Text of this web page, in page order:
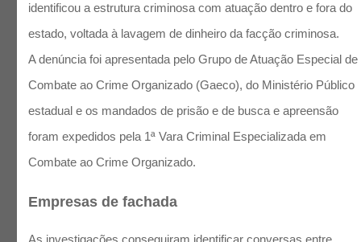
identificou a estrutura criminosa com atuação dentro e fora do
estado, voltada à lavagem de dinheiro da facção criminosa.
A denúncia foi apresentada pelo Grupo de Atuação Especial de
Combate ao Crime Organizado (Gaeco), do Ministério Público
estadual e os mandados de prisão e de busca e apreensão
foram expedidos pela 1ª Vara Criminal Especializada em
Combate ao Crime Organizado.
Empresas de fachada
As investigações conseguiram identificar conversas entre